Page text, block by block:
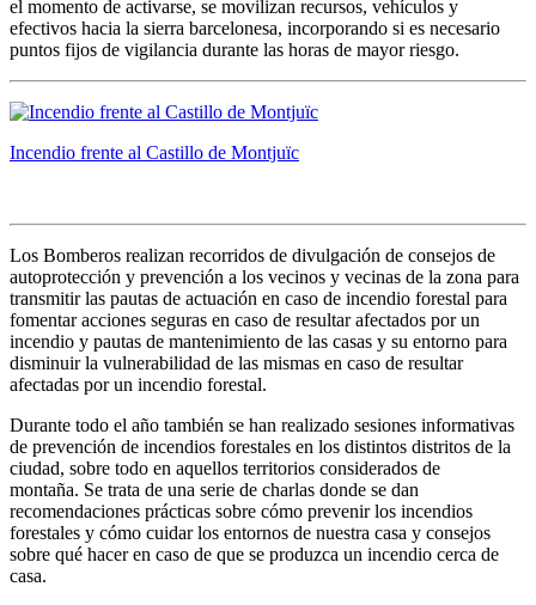
el momento de activarse, se movilizan recursos, vehículos y
efectivos hacia la sierra barcelonesa, incorporando si es necesario
puntos fijos de vigilancia durante las horas de mayor riesgo.
Incendio frente al Castillo de Montjuïc
Los Bomberos realizan recorridos de divulgación de consejos de
autoprotección y prevención a los vecinos y vecinas de la zona para
transmitir las pautas de actuación en caso de incendio forestal para
fomentar acciones seguras en caso de resultar afectados por un
incendio y pautas de mantenimiento de las casas y su entorno para
disminuir la vulnerabilidad de las mismas en caso de resultar
afectadas por un incendio forestal.
Durante todo el año también se han realizado sesiones informativas
de prevención de incendios forestales en los distintos distritos de la
ciudad, sobre todo en aquellos territorios considerados de
montaña. Se trata de una serie de charlas donde se dan
recomendaciones prácticas sobre cómo prevenir los incendios
forestales y cómo cuidar los entornos de nuestra casa y consejos
sobre qué hacer en caso de que se produzca un incendio cerca de
casa.